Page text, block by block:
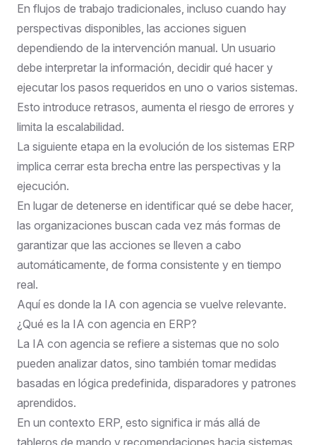
En flujos de trabajo tradicionales, incluso cuando hay
perspectivas disponibles, las acciones siguen
dependiendo de la intervención manual. Un usuario
debe interpretar la información, decidir qué hacer y
ejecutar los pasos requeridos en uno o varios sistemas.
Esto introduce retrasos, aumenta el riesgo de errores y
limita la escalabilidad.
La siguiente etapa en la evolución de los sistemas ERP
implica cerrar esta brecha entre las perspectivas y la
ejecución.
En lugar de detenerse en identificar qué se debe hacer,
las organizaciones buscan cada vez más formas de
garantizar que las acciones se lleven a cabo
automáticamente, de forma consistente y en tiempo
real.
Aquí es donde la IA con agencia se vuelve relevante.
¿Qué es la IA con agencia en ERP?
La IA con agencia se refiere a sistemas que no solo
pueden analizar datos, sino también tomar medidas
basadas en lógica predefinida, disparadores y patrones
aprendidos.
En un contexto ERP, esto significa ir más allá de
tableros de mando y recomendaciones hacia sistemas